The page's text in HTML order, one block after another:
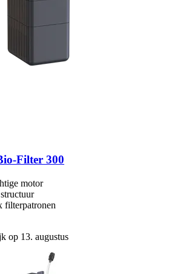
​Filter 300
motor
filterpatronen
op 13. augustus